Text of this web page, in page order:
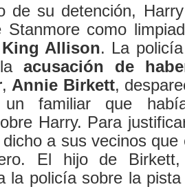
de su detención,
como
Allison. La
acusación de
, Annie Birkett,
familiar que
Harry. Para
a sus vecinos
El hijo de
la policía sobre la